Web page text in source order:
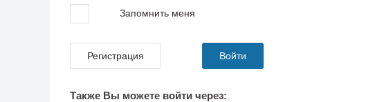
Запомнить меня
Регистрация Войти
Также Вы можете войти через: